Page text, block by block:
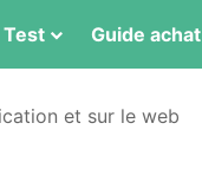
Test Guide achat
et sur le web